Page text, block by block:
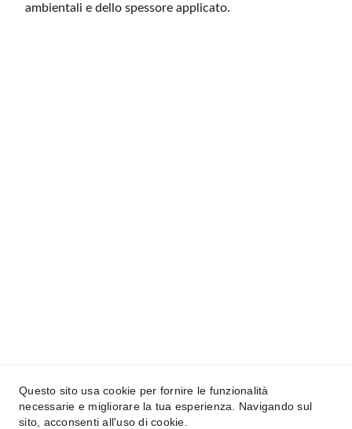
ambientali e dello spessore applicato.
+39 0784 617016
Questo sito usa cookie per fornire le funzionalità
necessarie e migliorare la tua esperienza. Navigando sul
sito, acconsenti all'uso di cookie.